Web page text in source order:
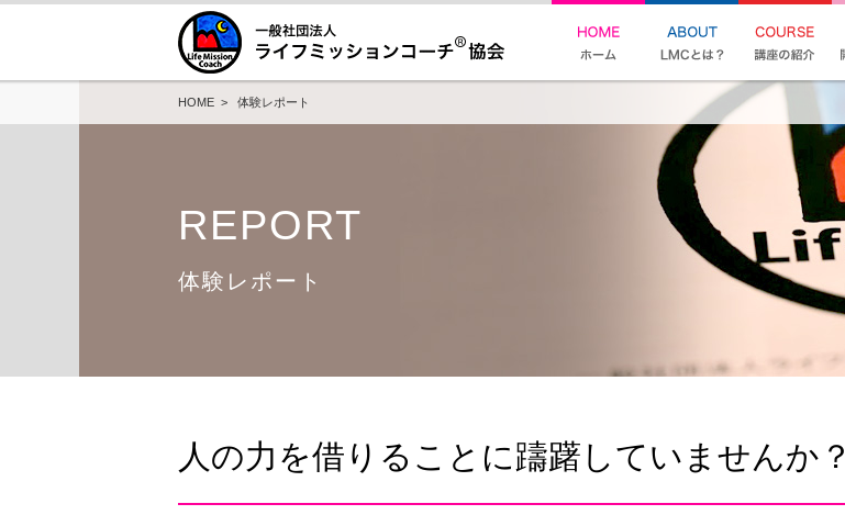
HOME > 体験レポート
REPORT
体験レポート
人の力を借りることに躊躇していませんか？